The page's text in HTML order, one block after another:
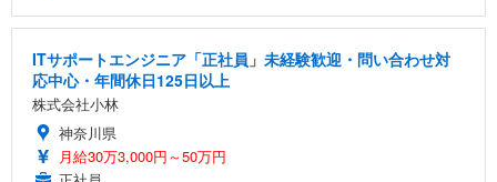
ITサポートエンジニア「正社員」未経験歓迎・問い合わせ対
応中心・年間休日125日以上
株式会社小林
神奈川県
月給30万3,000円～50万円